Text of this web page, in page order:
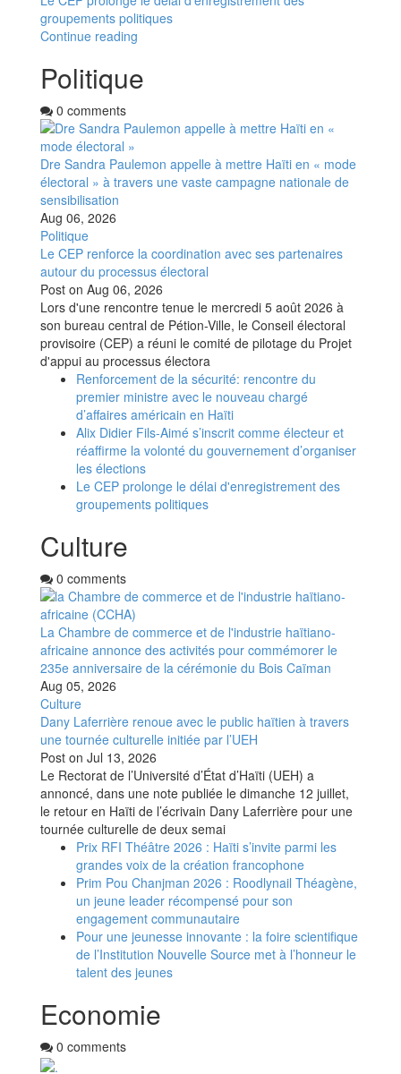
groupements politiques
Continue reading
Politique
0 comments
Dre Sandra Paulemon appelle à mettre Haïti en « mode
électoral » à travers une vaste campagne nationale de
sensibilisation
Aug 06, 2026
Politique
Le CEP renforce la coordination avec ses partenaires
autour du processus électoral
Post on Aug 06, 2026
Lors d'une rencontre tenue le mercredi 5 août 2026 à
son bureau central de Pétion-Ville, le Conseil électoral
provisoire (CEP) a réuni le comité de pilotage du Projet
d'appui au processus électora
Renforcement de la sécurité: rencontre du
premier ministre avec le nouveau chargé
d’affaires américain en Haïti
Alix Didier Fils-Aimé s’inscrit comme électeur et
réaffirme la volonté du gouvernement d’organiser
les élections
Le CEP prolonge le délai d'enregistrement des
groupements politiques
Culture
0 comments
La Chambre de commerce et de l'industrie haïtiano-
africaine annonce des activités pour commémorer le
235e anniversaire de la cérémonie du Bois Caïman
Aug 05, 2026
Culture
Dany Laferrière renoue avec le public haïtien à travers
une tournée culturelle initiée par l’UEH
Post on Jul 13, 2026
Le Rectorat de l’Université d’État d’Haïti (UEH) a
annoncé, dans une note publiée le dimanche 12 juillet,
le retour en Haïti de l’écrivain Dany Laferrière pour une
tournée culturelle de deux semai
Prix RFI Théâtre 2026 : Haïti s’invite parmi les
grandes voix de la création francophone
Prim Pou Chanjman 2026 : Roodlynail Théagène,
un jeune leader récompensé pour son
engagement communautaire
Pour une jeunesse innovante : la foire scientifique
de l’Institution Nouvelle Source met à l’honneur le
talent des jeunes
Economie
0 comments